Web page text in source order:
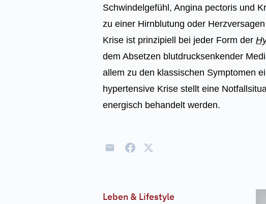
Schwindelgefühl, Angina pectoris und
zu einer Hirnblutung oder
Krise ist prinzipiell bei jeder Form der
dem Absetzen blutdrucksenkender
allem zu den klassischen Symptomen
hypertensive Krise stellt eine
energisch behandelt werden.
Leben & Lifestyle